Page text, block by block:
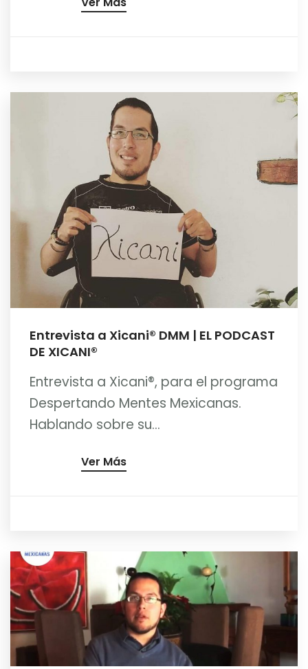
Entrevista a Xicani® DMM | EL PODCAST
DE XICANI®
Entrevista a Xicani®, para el programa
Despertando Mentes Mexicanas.
Hablando sobre su...
Ver Más